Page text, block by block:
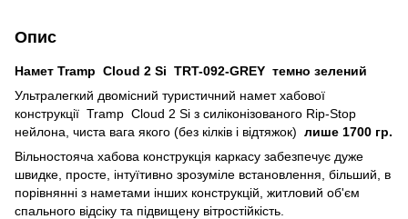
Опис
Намет Tramp Cloud 2 Si TRT-092-GREY темно зелений
Ультралегкий двомісний туристичний намет хабової
конструкції Tramp Cloud 2 Si з силіконізованого Rip-Stop
нейлона, чиста вага якого (без кілків і відтяжок) лише 1700 гр.
Вільностояча хабова конструкція каркасу забезпечує дуже
швидке, просте, інтуїтивно зрозуміле встановлення, більший, в
порівнянні з наметами інших конструкцій, житловий об'єм
спального відсіку та підвищену вітростійкість.